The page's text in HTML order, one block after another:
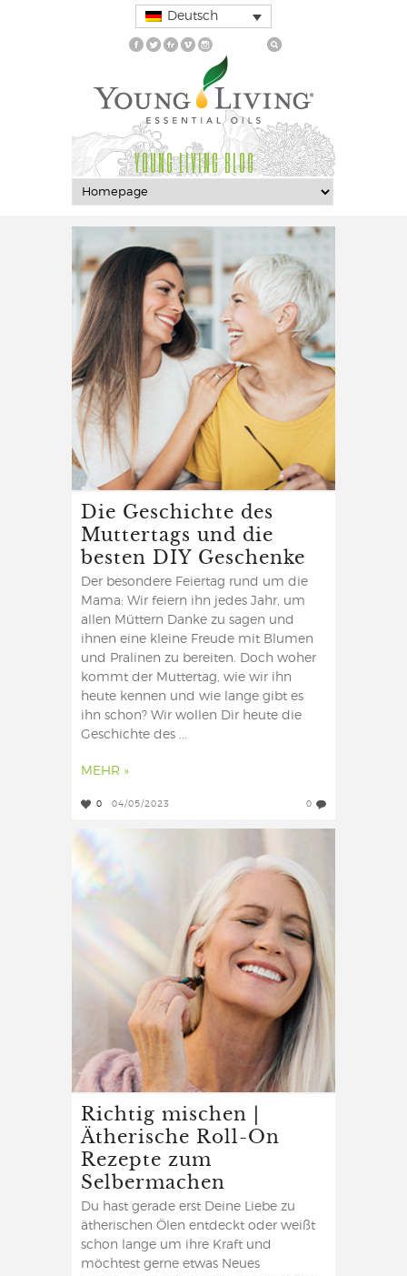
Deutsch
YOUNG LIVING BLOG
Die Geschichte des
Muttertags und die
besten DIY Geschenke
Der besondere Feiertag rund um die
Mama: Wir feiern ihn jedes Jahr, um
allen Müttern Danke zu sagen und
ihnen eine kleine Freude mit Blumen
und Pralinen zu bereiten. Doch woher
kommt der Muttertag, wie wir ihn
heute kennen und wie lange gibt es
ihn schon? Wir wollen Dir heute die
Geschichte des ...
MEHR »
0 04/05/2023 0
Richtig mischen |
Ätherische Roll-On
Rezepte zum
Selbermachen
Du hast gerade erst Deine Liebe zu
ätherischen Ölen entdeckt oder weißt
schon lange um ihre Kraft und
möchtest gerne etwas Neues